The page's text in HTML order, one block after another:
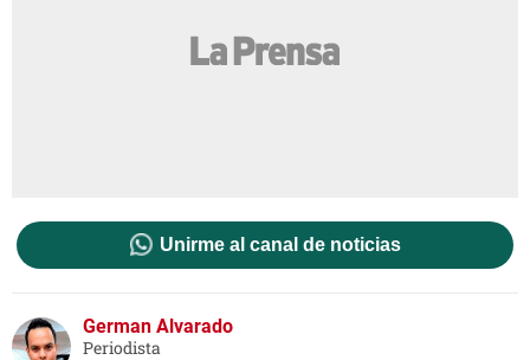
Unirme al canal de noticias
German Alvarado
Periodista